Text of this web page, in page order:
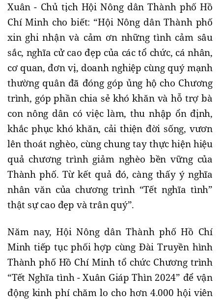
Xuân - Chủ tịch Hội Nông dân Thành phố Hồ
Chí Minh cho biết: “Hội Nông dân Thành phố
xin ghi nhận và cảm ơn những tình cảm sâu
sắc, nghĩa cử cao đẹp của các tổ chức, cá nhân,
cơ quan, đơn vị, doanh nghiệp cùng quý mạnh
thường quân đã đóng góp ủng hộ cho Chương
trình, góp phần chia sẻ khó khăn và hỗ trợ bà
con nông dân có việc làm, thu nhập ổn định,
khắc phục khó khăn, cải thiện đời sống, vươn
lên thoát nghèo, cùng chung tay thực hiện hiệu
quả chương trình giảm nghèo bền vững của
Thành phố. Từ kết quả đó, càng thấy ý nghĩa
nhân văn của chương trình “Tết nghĩa tình”
thật sự cao đẹp và trân quý”.
Năm nay, Hội Nông dân Thành phố Hồ Chí
Minh tiếp tục phối hợp cùng Đài Truyền hình
Thành phố Hồ Chí Minh tổ chức Chương trình
“Tết Nghĩa tình - Xuân Giáp Thìn 2024” để vận
động kinh phí chăm lo cho hơn 4.000 hội viên